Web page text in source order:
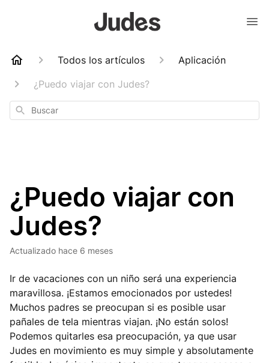
Todos los artículos
Aplicación
¿Puedo viajar con Judes?
Buscar
¿Puedo viajar con
Judes?
Actualizado hace 6 meses
Ir de vacaciones con un niño será una experiencia
maravillosa. ¡Estamos emocionados por ustedes!
Muchos padres se preocupan si es posible usar
pañales de tela mientras viajan. ¡No están solos!
Podemos quitarles esa preocupación, ya que usar
Judes en movimiento es muy simple y absolutamente